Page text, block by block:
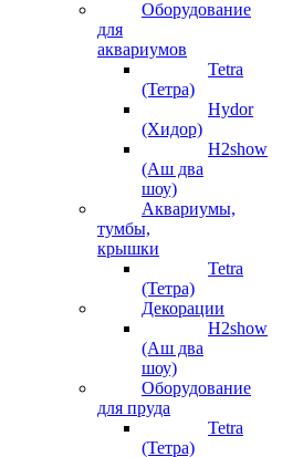
Оборудование
для
аквариумов
Tetra
(Тетра)
Hydor
(Хидор)
H2show
(Аш два
шоу)
Аквариумы,
тумбы,
крышки
Tetra
(Тетра)
Декорации
H2show
(Аш два
шоу)
Оборудование
для пруда
Tetra
(Тетра)